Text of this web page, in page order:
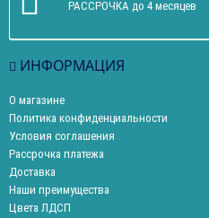
РАССРОЧКА до 4 месяцев
ИНФОРМАЦИЯ
О магазине
Политика конфиденциальности
Условия соглашения
Рассрочка платежа
Доставка
Наши преимущества
Цвета ЛДСП